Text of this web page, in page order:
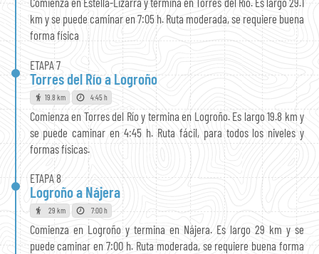
km y se puede caminar en 7:05 h. Ruta moderada, se requiere buena
forma física
ETAPA 7
Torres del Río a Logroño
19.8 km 4:45 h
Comienza en Torres del Río y termina en Logroño. Es largo 19.8 km y
se puede caminar en 4:45 h. Ruta fácil, para todos los niveles y
formas físicas.
ETAPA 8
Logroño a Nájera
29 km 7:00 h
Comienza en Logroño y termina en Nájera. Es largo 29 km y se
puede caminar en 7:00 h. Ruta moderada, se requiere buena forma